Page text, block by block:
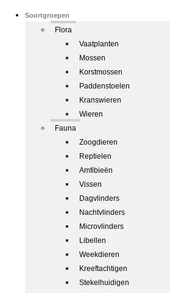
Soortgroepen
Flora
Vaatplanten
Mossen
Korstmossen
Paddenstoelen
Kranswieren
Wieren
Fauna
Zoogdieren
Reptielen
Amfibieën
Vissen
Dagvlinders
Nachtvlinders
Microvlinders
Libellen
Weekdieren
Kreeftachtigen
Stekelhuidigen